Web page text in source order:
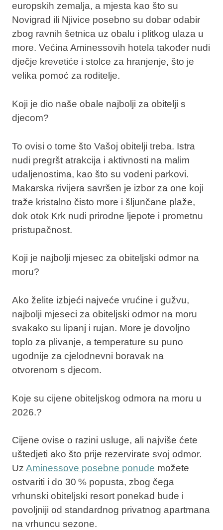
europskih zemalja, a mjesta kao što su
Novigrad ili Njivice posebno su dobar odabir
zbog ravnih šetnica uz obalu i plitkog ulaza u
more. Većina Aminessovih hotela također nudi
dječje krevetiće i stolce za hranjenje, što je
velika pomoć za roditelje.
Koji je dio naše obale najbolji za obitelji s
djecom?
To ovisi o tome što Vašoj obitelji treba. Istra
nudi pregršt atrakcija i aktivnosti na malim
udaljenostima, kao što su vodeni parkovi.
Makarska rivijera savršen je izbor za one koji
traže kristalno čisto more i šljunčane plaže,
dok otok Krk nudi prirodne ljepote i prometnu
pristupačnost.
Koji je najbolji mjesec za obiteljski odmor na
moru?
Ako želite izbjeći najveće vrućine i gužvu,
najbolji mjeseci za obiteljski odmor na moru
svakako su lipanj i rujan. More je dovoljno
toplo za plivanje, a temperature su puno
ugodnije za cjelodnevni boravak na
otvorenom s djecom.
Koje su cijene obiteljskog odmora na moru u
2026.?
Cijene ovise o razini usluge, ali najviše ćete
uštedjeti ako što prije rezervirate svoj odmor.
Uz Aminessove posebne ponude možete
ostvariti i do 30 % popusta, zbog čega
vrhunski obiteljski resort ponekad bude i
povoljniji od standardnog privatnog apartmana
na vrhuncu sezone.